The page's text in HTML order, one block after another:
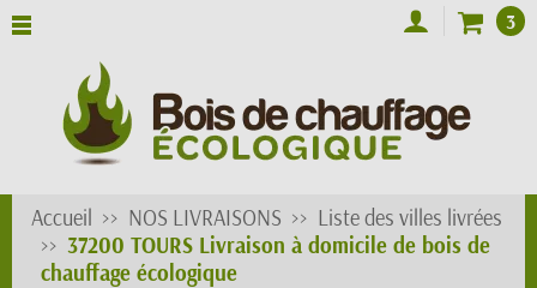
3
Accueil NOS LIVRAISONS
Liste des villes livrées
37200 TOURS Livraison à domicile de bois de
chauffage écologique